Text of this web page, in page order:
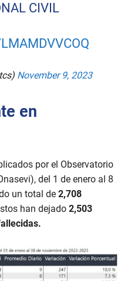
CIVIL
November 9, 2023
en
por el Observatorio
del 1 de enero al 8
un total de 2,708
han dejado 2,503